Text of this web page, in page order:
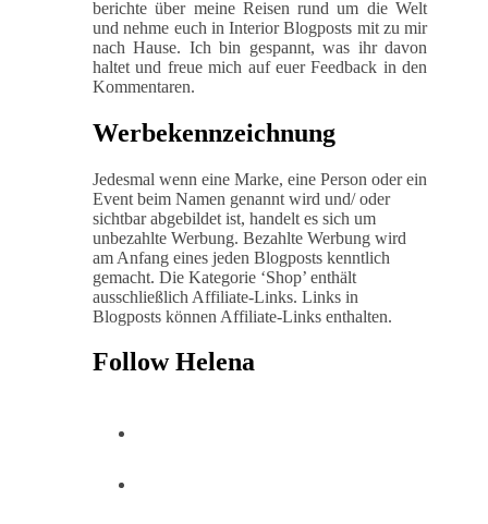
berichte über meine Reisen rund um die Welt
und nehme euch in Interior Blogposts mit zu mir
nach Hause. Ich bin gespannt, was ihr davon
haltet und freue mich auf euer Feedback in den
Kommentaren.
Werbekennzeichnung
Jedesmal wenn eine Marke, eine Person oder ein
Event beim Namen genannt wird und/ oder
sichtbar abgebildet ist, handelt es sich um
unbezahlte Werbung. Bezahlte Werbung wird
am Anfang eines jeden Blogposts kenntlich
gemacht. Die Kategorie ‘Shop’ enthält
ausschließlich Affiliate-Links. Links in
Blogposts können Affiliate-Links enthalten.
Follow Helena